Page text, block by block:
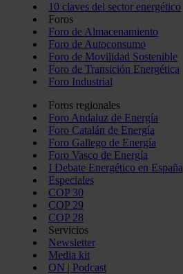
10 claves del sector energético
Foros
Foro de Almacenamiento
Foro de Autoconsumo
Foro de Movilidad Sostenible
Foro de Transición Energética
Foro Industrial
Foros regionales
Foro Andaluz de Energía
Foro Catalán de Energía
Foro Gallego de Energía
Foro Vasco de Energía
I Debate Energético en España
Especiales
COP 30
COP 29
COP 28
Servicios
Newsletter
Media kit
ON | Podcast